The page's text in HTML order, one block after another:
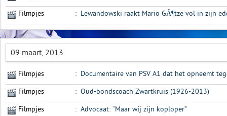
Filmpjes : Lewandowski raakt Mario GÃ¶tze vol in zijn
09 maart, 2013
Filmpjes : Documentaire van PSV A1 dat het opneemt
Filmpjes : Oud-bondscoach Zwartkruis (1926-2013)
Filmpjes : Advocaat: “Maar wíj zijn koploper”